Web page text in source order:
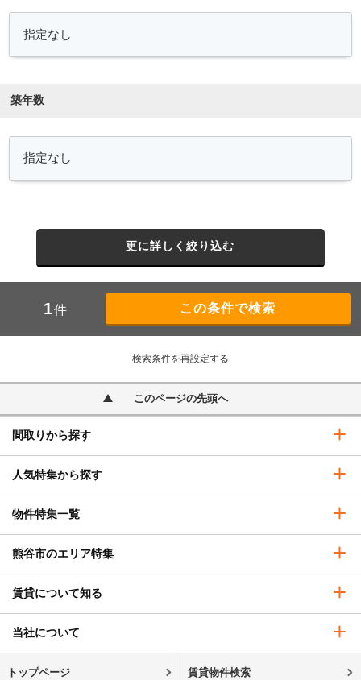
築年数
更に詳しく絞り込む
1件
検索条件を再設定する
このページの先頭へ
間取りから探す
人気特集から探す
物件特集一覧
熊谷市のエリア特集
賃貸について知る
当社について
トップページ 賃貸物件検索